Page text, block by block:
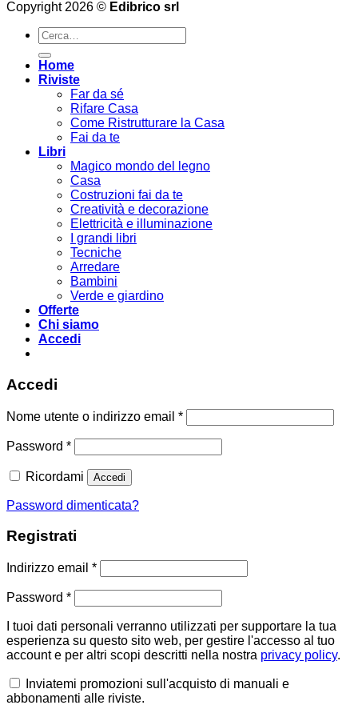
Copyright 2026 © Edibrico srl
Cerca:
Home
Riviste
Far da sé
Rifare Casa
Come Ristrutturare la Casa
Fai da te
Libri
Magico mondo del legno
Casa
Costruzioni fai da te
Creatività e decorazione
Elettricità e illuminazione
I grandi libri
Tecniche
Arredare
Bambini
Verde e giardino
Offerte
Chi siamo
Accedi
Accedi
Nome utente o indirizzo email *Richiesto
Password *Richiesto
Ricordami Accedi
Password dimenticata?
Registrati
Indirizzo email *Richiesto
Password *Richiesto
I tuoi dati personali verranno utilizzati per supportare la tua
esperienza su questo sito web, per gestire l'accesso al tuo
account e per altri scopi descritti nella nostra privacy policy.
Inviatemi promozioni sull'acquisto di manuali e
abbonamenti alle riviste.